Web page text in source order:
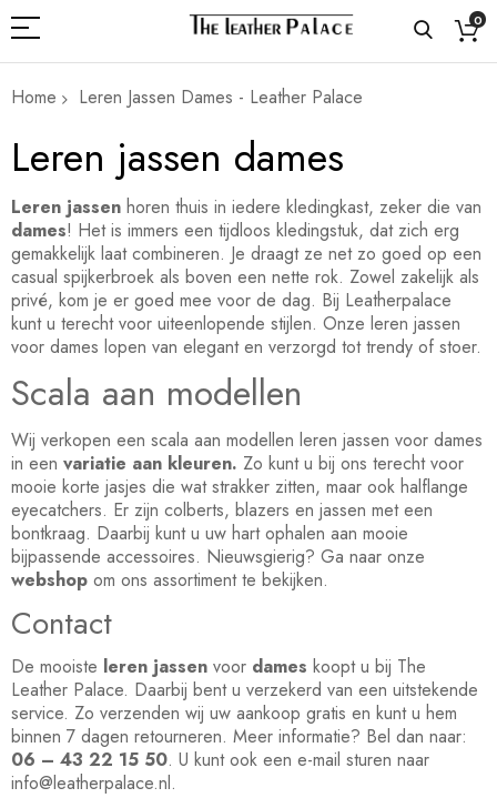
0
Home Leren Jassen Dames - Leather Palace
Leren jassen dames
Leren jassen horen thuis in iedere kledingkast, zeker die van
dames! Het is immers een tijdloos kledingstuk, dat zich erg
gemakkelijk laat combineren. Je draagt ze net zo goed op een
casual spijkerbroek als boven een nette rok. Zowel zakelijk als
privé, kom je er goed mee voor de dag. Bij Leatherpalace
kunt u terecht voor uiteenlopende stijlen. Onze leren jassen
voor dames lopen van elegant en verzorgd tot trendy of stoer.
Scala aan modellen
Wij verkopen een scala aan modellen leren jassen voor dames
in een variatie aan kleuren. Zo kunt u bij ons terecht voor
mooie korte jasjes die wat strakker zitten, maar ook halflange
eyecatchers. Er zijn colberts, blazers en jassen met een
bontkraag. Daarbij kunt u uw hart ophalen aan mooie
bijpassende accessoires. Nieuwsgierig? Ga naar onze
webshop om ons assortiment te bekijken.
Contact
De mooiste leren jassen voor dames koopt u bij The
Leather Palace. Daarbij bent u verzekerd van een uitstekende
service. Zo verzenden wij uw aankoop gratis en kunt u hem
binnen 7 dagen retourneren. Meer informatie? Bel dan naar:
06 – 43 22 15 50. U kunt ook een e-mail sturen naar
info@leatherpalace.nl.